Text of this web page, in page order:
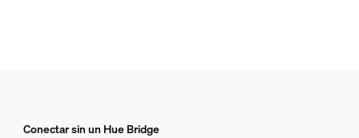
Conectar sin un Hue Bridge